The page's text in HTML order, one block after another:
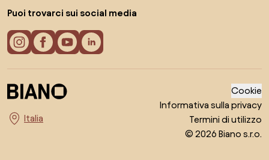
Puoi trovarci sui social media
Seleziona il paese
Cookie
Informativa sulla privacy
Termini di utilizzo
© 2026 Biano s.r.o.